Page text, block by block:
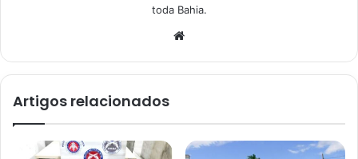
toda Bahia.
Artigos relacionados